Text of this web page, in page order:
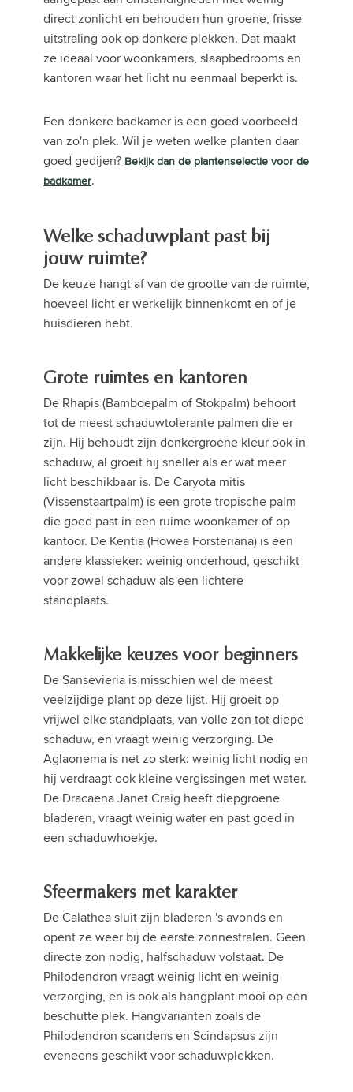
direct zonlicht en behouden hun groene, frisse
uitstraling ook op donkere plekken. Dat maakt
ze ideaal voor woonkamers, slaapbedrooms en
kantoren waar het licht nu eenmaal beperkt is.
Een donkere badkamer is een goed voorbeeld
van zo'n plek. Wil je weten welke planten daar
goed gedijen? Bekijk dan de plantenselectie voor de
badkamer.
Welke schaduwplant past bij
jouw ruimte?
De keuze hangt af van de grootte van de ruimte,
hoeveel licht er werkelijk binnenkomt en of je
huisdieren hebt.
Grote ruimtes en kantoren
De Rhapis (Bamboepalm of Stokpalm) behoort
tot de meest schaduwtolerante palmen die er
zijn. Hij behoudt zijn donkergroene kleur ook in
schaduw, al groeit hij sneller als er wat meer
licht beschikbaar is. De Caryota mitis
(Vissenstaartpalm) is een grote tropische palm
die goed past in een ruime woonkamer of op
kantoor. De Kentia (Howea Forsteriana) is een
andere klassieker: weinig onderhoud, geschikt
voor zowel schaduw als een lichtere
standplaats.
Makkelijke keuzes voor beginners
De Sansevieria is misschien wel de meest
veelzijdige plant op deze lijst. Hij groeit op
vrijwel elke standplaats, van volle zon tot diepe
schaduw, en vraagt weinig verzorging. De
Aglaonema is net zo sterk: weinig licht nodig en
hij verdraagt ook kleine vergissingen met water.
De Dracaena Janet Craig heeft diepgroene
bladeren, vraagt weinig water en past goed in
een schaduwhoekje.
Sfeermakers met karakter
De Calathea sluit zijn bladeren 's avonds en
opent ze weer bij de eerste zonnestralen. Geen
directe zon nodig, halfschaduw volstaat. De
Philodendron vraagt weinig licht en weinig
verzorging, en is ook als hangplant mooi op een
beschutte plek. Hangvarianten zoals de
Philodendron scandens en Scindapsus zijn
eveneens geschikt voor schaduwplekken.